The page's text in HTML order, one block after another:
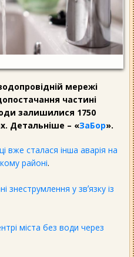
мережі
частині
залишилися 1750
Детальніше – «ЗаБор».
вже сталася інша аварія на
районі.
знеструмлення у звʼязку із
міста без води через